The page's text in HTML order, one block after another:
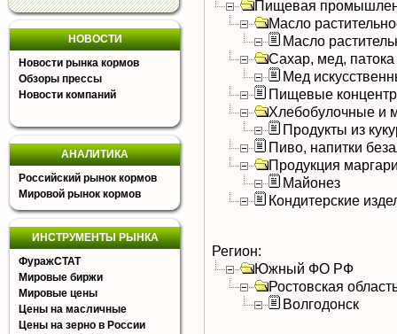
НОВОСТИ
Новости рынка кормов
Обзоры прессы
Новости компаний
АНАЛИТИКА
Российский рынок кормов
Мировой рынок кормов
ИНСТРУМЕНТЫ РЫНКА
ФуражСТАТ
Мировые биржи
Мировые цены
Цены на масличные
Цены на зерно в России
Пищевая
Масло
Масло
Сахар, мед, патока
Мед
Пищевые
Хлебобулочные и
Продукты из
Пиво, напитки
Продукция
Майонез
Кондитерские
Регион:
Южный ФО РФ
Ростовская
Волгодонск